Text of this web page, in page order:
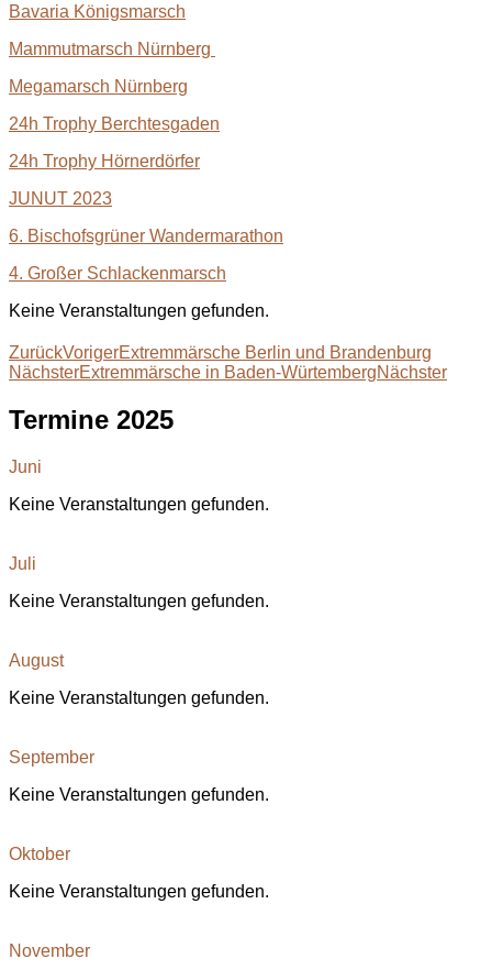
Bavaria Königsmarsch
Mammutmarsch Nürnberg
Megamarsch Nürnberg
24h Trophy Berchtesgaden
24h Trophy Hörnerdörfer
JUNUT 2023
6. Bischofsgrüner Wandermarathon
4. Großer Schlackenmarsch
Keine Veranstaltungen gefunden.
ZurückVorigerExtremmärsche Berlin und Brandenburg
NächsterExtremmärsche in Baden-WürtembergNächster
Termine 2025
Juni
Keine Veranstaltungen gefunden.
Juli
Keine Veranstaltungen gefunden.
August
Keine Veranstaltungen gefunden.
September
Keine Veranstaltungen gefunden.
Oktober
Keine Veranstaltungen gefunden.
November